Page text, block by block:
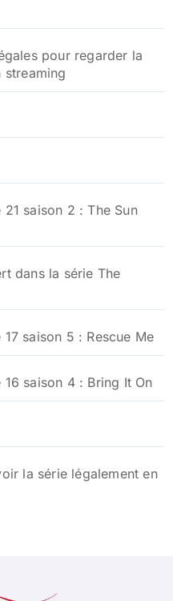
pour regarder la
streaming
21 saison 2 : The Sun
dans la série The
17 saison 5 : Rescue Me
16 saison 4 : Bring It On
la série légalement en